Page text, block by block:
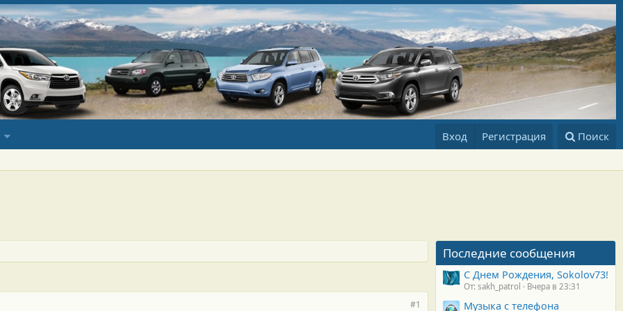
Вход Регистрация Поиск
#1
Последние сообщения
С Днем Рождения, Sokolov73!
От: sakh_patrol Вчера в 23:31
Музыка с телефона